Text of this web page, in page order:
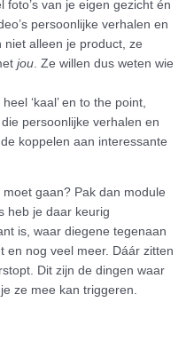
foto’s van je eigen gezicht én
persoonlijke verhalen en
alleen je product, ze
jou. Ze willen dus weten wie
‘kaal’ en to the point,
persoonlijke verhalen en
koppelen aan interessante
gaan? Pak dan module
heb je daar keurig
is, waar diegene tegenaan
en nog veel meer. Dáár zitten
Dit zijn de dingen waar
ze mee kan triggeren.